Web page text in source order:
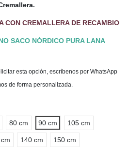
CON CREMALLERA DE RECAMBIO
SACO NÓRDICO PURA LANA
esta opción, escríbenos por WhatsApp
de forma personalizada.
80 cm 90 cm 105 cm
140 cm 150 cm